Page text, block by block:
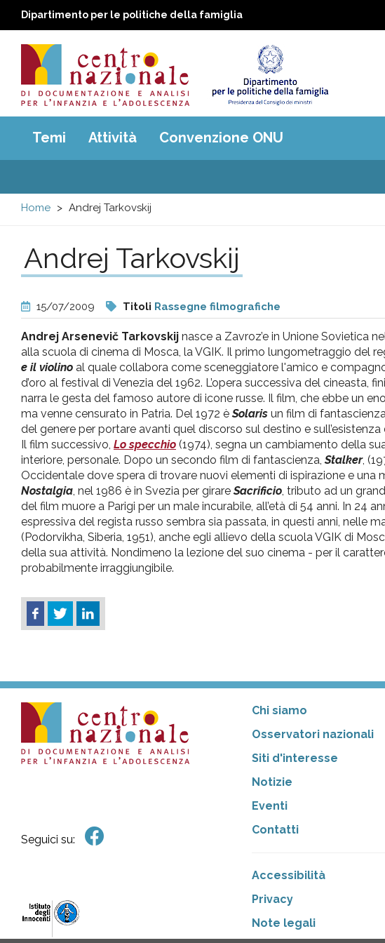
Dipartimento per le politiche della famiglia
Centro
nazionale
di
e
analisi
pr
l'infanzia
e
l'adolescenza
Main
menu
Temi Attività Convenzione ONU
Home Andrej Tarkovskij
Andrej Tarkovskij
15/07/2009 Titoli Rassegne filmografiche
Andrej Arsenevič Tarkovskij nasce a Zavroz’e in Unione Sovietica
alla scuola di cinema di Mosca, la VGIK. Il primo lungometraggio del
e il violino al quale collabora come sceneggiatore l'amico e
d’oro al festival di Venezia del 1962. L’opera successiva del cineasta,
narra le gesta del famoso autore di icone russe. Il film, che ebbe un
ma venne censurato in Patria. Del 1972 èSolaris un film di
del genere per portare avanti quel discorso sul destino e
Il film successivo, Lo specchio (1974), segna un cambiamento della
interiore, personale. Dopo un secondo film di fantascienza,Stalker,
Occidentale dove spera di trovare nuovi elementi di ispirazione e una
Nostalgia , nel 1986 è in Svezia per girareSacrificio , tributo ad un
del film muore a Parigi per un male incurabile, all’età di 54 anni. In 24
espressiva del regista russo sembra sia passata, in questi anni, nelle
(Podorvikha, Siberia, 1951), anche egli allievo della scuola VGIK di
della sua attività. Nondimeno la lezione del suo cinema - per il
probabilmente irraggiungibile.
Seguici su:
Chi siamo
Osservatori nazionali
Siti d'interesse
Notizie
Eventi
Contatti
Accessibilità
Privacy
Note legali